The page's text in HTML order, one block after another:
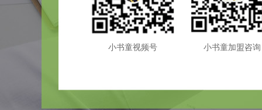
小书童视频号 小书童加盟咨询